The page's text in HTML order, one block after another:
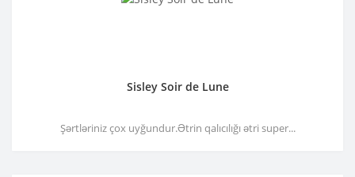
Sisley Soir de Lune
Şərtləriniz çox uyğundur.Ətrin qalıcılığı ətri super...